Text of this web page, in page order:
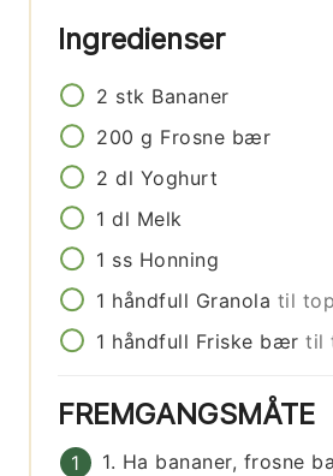
Ingredienser
2 stk Bananer
200 g Frosne bær
2 dl Yoghurt
1 dl Melk
1 ss Honning
1 håndfull Granola til
1 håndfull Friske bær til
FREMGANGSMÅTE
1. Ha bananer, frosne